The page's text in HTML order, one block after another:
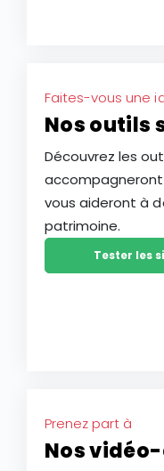
Faites-vous une
Nos outils
Découvrez les
vous aideront à
patrimoine.
Tester les
Prenez part à
Nos